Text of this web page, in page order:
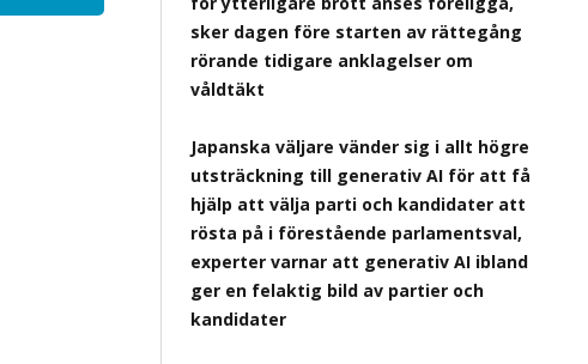
sker dagen före starten av rättegång
rörande tidigare anklagelser om
våldtäkt
Japanska väljare vänder sig i allt högre
utsträckning till generativ AI för att få
hjälp att välja parti och kandidater att
rösta på i förestående parlamentsval,
experter varnar att generativ AI ibland
ger en felaktig bild av partier och
kandidater